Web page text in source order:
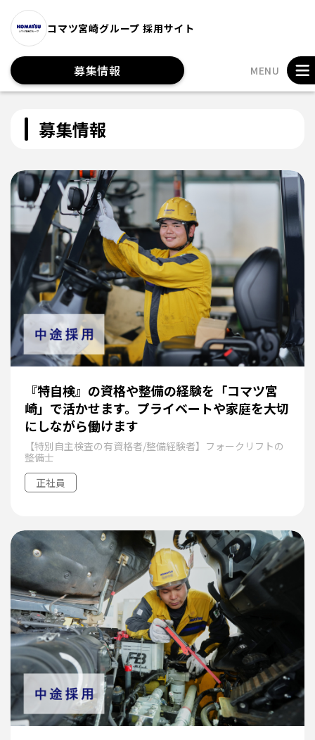
コマツ宮崎グループ 採用サイト
募集情報 MENU
募集情報
『特自検』の資格や整備の経験を「コマツ宮
崎」で活かせます。プライベートや家庭を大切
にしながら働けます
【特別自主検査の有資格者/整備経験者】フォークリフトの
整備士
正社員